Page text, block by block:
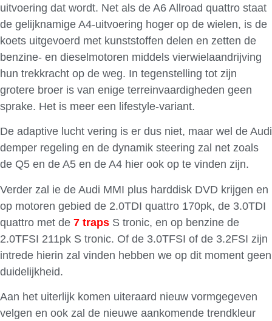
uitvoering dat wordt. Net als de A6 Allroad quattro staat
de gelijknamige A4-uitvoering hoger op de wielen, is de
koets uitgevoerd met kunststoffen delen en zetten de
benzine- en dieselmotoren middels vierwielaandrijving
hun trekkracht op de weg. In tegenstelling tot zijn
grotere broer is van enige terreinvaardigheden geen
sprake. Het is meer een lifestyle-variant.
De adaptive lucht vering is er dus niet, maar wel de Audi
demper regeling en de dynamik steering zal net zoals
de Q5 en de A5 en de A4 hier ook op te vinden zijn.
Verder zal ie de Audi MMI plus harddisk DVD krijgen en
op motoren gebied de 2.0TDI quattro 170pk, de 3.0TDI
quattro met de 7 traps S tronic, en op benzine de
2.0TFSI 211pk S tronic. Of de 3.0TFSI of de 3.2FSI zijn
intrede hierin zal vinden hebben we op dit moment geen
duidelijkheid.
Aan het uiterlijk komen uiteraard nieuw vormgegeven
velgen en ook zal de nieuwe aankomende trendkleur